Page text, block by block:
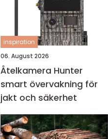
inspiration
06. August 2026
Åtelkamera Hunter
smart övervakning för
jakt och säkerhet